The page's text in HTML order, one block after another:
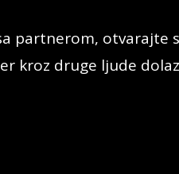
partnerom, otvarajte
kroz druge ljude